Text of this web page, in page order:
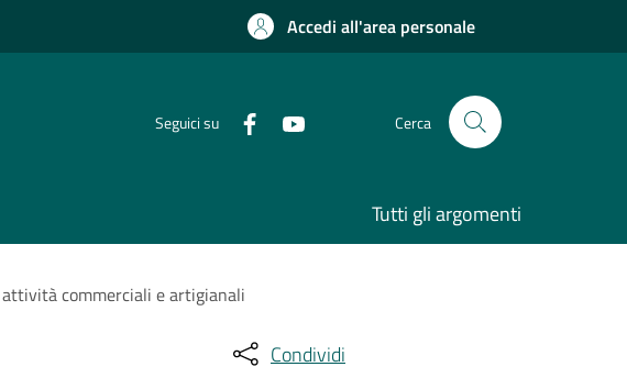
Accedi all'area personale
Seguici su Cerca
Tutti gli argomenti
commerciali e artigianali
Condividi